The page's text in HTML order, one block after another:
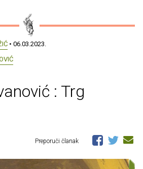
• 06.03.2023.
: Trg
Preporuči članak